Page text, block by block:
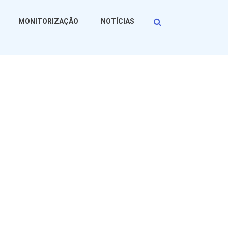
Procurar
MONITORIZAÇÃO NOTÍCIAS